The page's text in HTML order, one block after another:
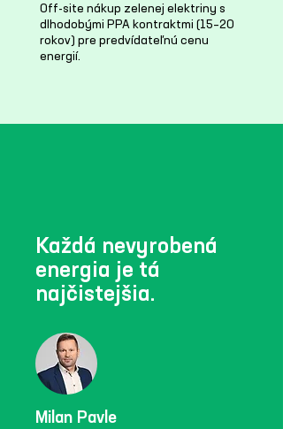
Off-site nákup zelenej elektriny s
dlhodobými PPA kontraktmi (15–20
rokov) pre predvídateľnú cenu
energií.
Každá nevyrobená
energia je tá
najčistejšia.
Milan Pavle